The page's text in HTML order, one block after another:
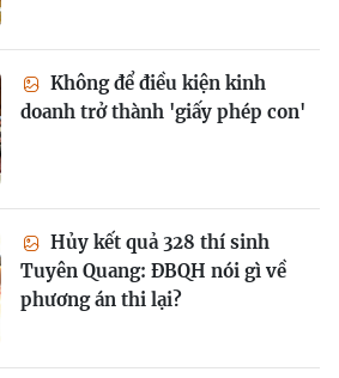
Không để điều kiện kinh
doanh trở thành 'giấy phép con'
Hủy kết quả 328 thí sinh
Tuyên Quang: ĐBQH nói gì về
phương án thi lại?